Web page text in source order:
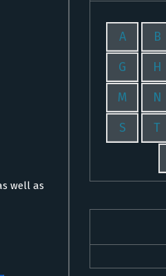
well as
A B
G H
M N
S T